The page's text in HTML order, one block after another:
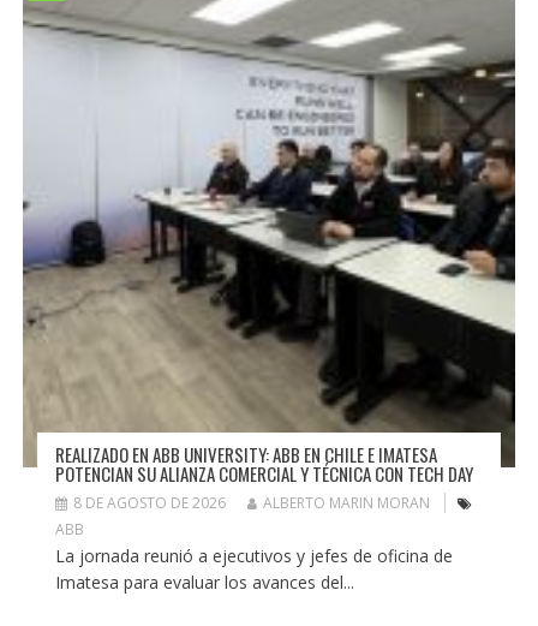
REALIZADO EN ABB UNIVERSITY: ABB EN CHILE E IMATESA
POTENCIAN SU ALIANZA COMERCIAL Y TÉCNICA CON TECH DAY
8 DE AGOSTO DE 2026
ALBERTO MARIN MORAN
ABB
La jornada reunió a ejecutivos y jefes de oficina de
Imatesa para evaluar los avances del...